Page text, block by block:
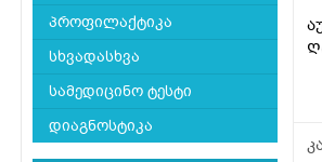
პროფილაქტიკა
სხვადასხვა
სამედიცინო ტესტი
დიაგნოსტიკა